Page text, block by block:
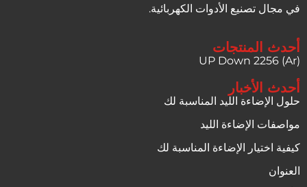
في مجال تصنيع الأدوات الكهربائية.
أحدث المنتجات
UP Down 2256 (Ar)
أحدث الأخبار
حلول الإضاءة الليد المناسبة لك
مواصفات الإضاءة الليد
كيفية اختيار الإضاءة المناسبة لك
العنوان